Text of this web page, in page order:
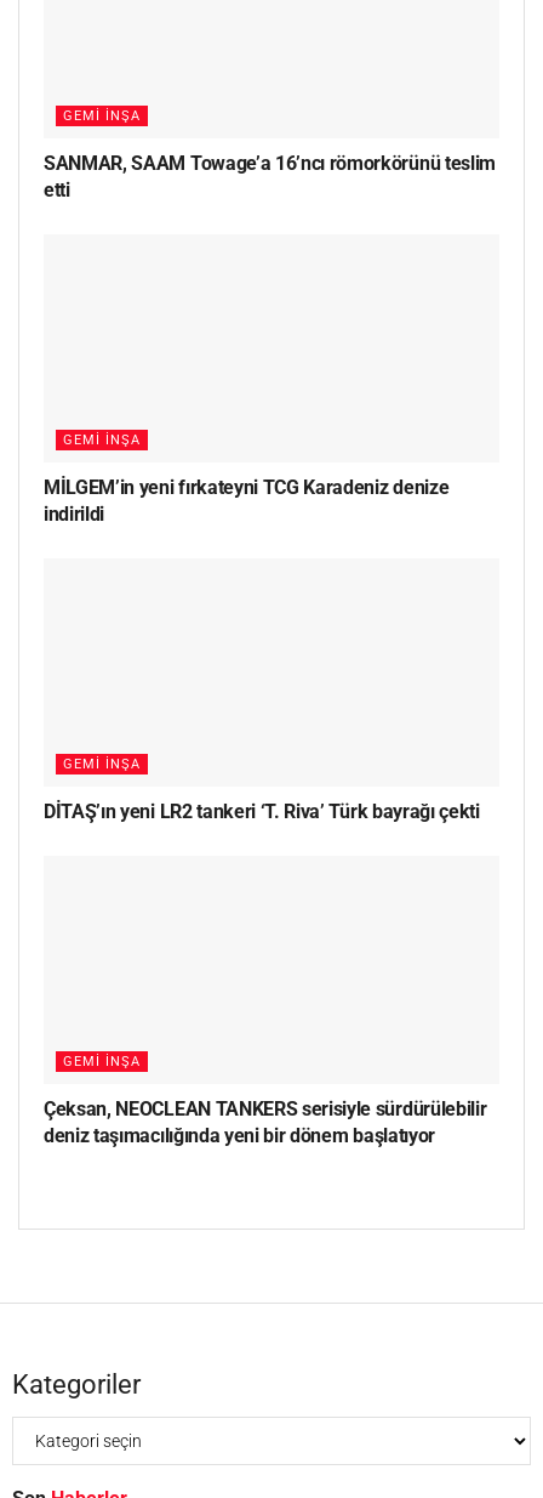
GEMI İNŞA
SANMAR, SAAM Towage’a 16’ncı römorkörünü teslim
etti
GEMI İNŞA
MİLGEM’in yeni fırkateyni TCG Karadeniz denize
indirildi
GEMI İNŞA
DİTAŞ’ın yeni LR2 tankeri ‘T. Riva’ Türk bayrağı çekti
GEMI İNŞA
Çeksan, NEOCLEAN TANKERS serisiyle sürdürülebilir
deniz taşımacılığında yeni bir dönem başlatıyor
Kategoriler